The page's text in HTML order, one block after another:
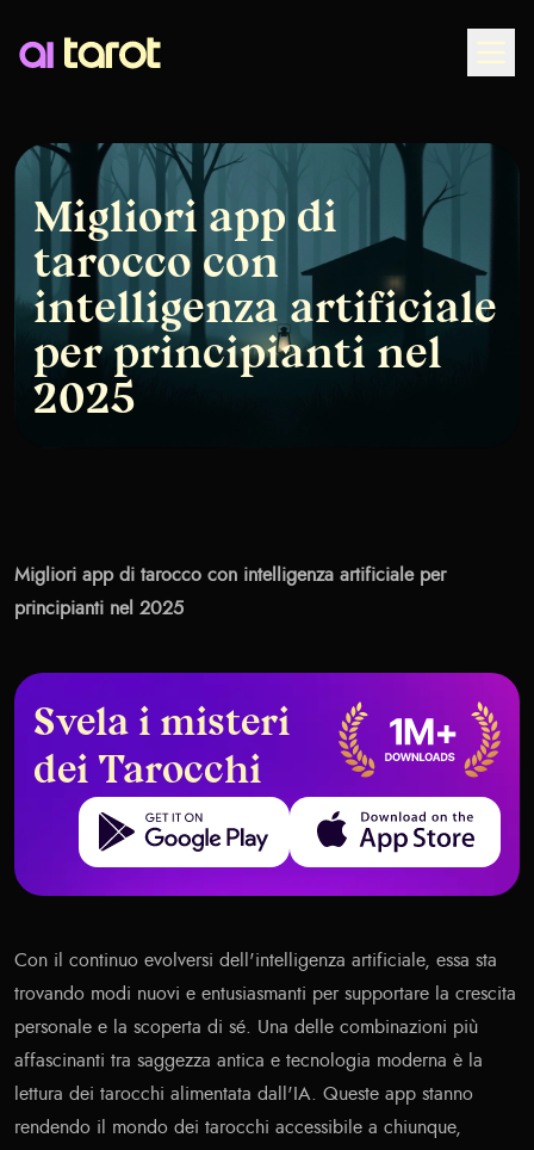
Migliori app di
tarocco con
intelligenza artificiale
per principianti nel
2025
Migliori app di tarocco con intelligenza artificiale per
principianti nel 2025
Svela i misteri
dei Tarocchi
Get it on Google Play Download on the App Store
Con il continuo evolversi dell'intelligenza artificiale, essa sta
trovando modi nuovi e entusiasmanti per supportare la crescita
personale e la scoperta di sé. Una delle combinazioni più
affascinanti tra saggezza antica e tecnologia moderna è la
lettura dei tarocchi alimentata dall'IA. Queste app stanno
rendendo il mondo dei tarocchi accessibile a chiunque,